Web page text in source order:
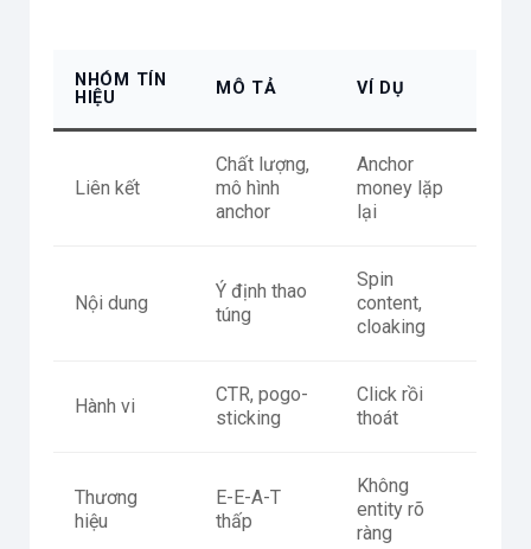
NHÓM TÍN
HIỆU
MÔ TẢ VÍ DỤ
Liên kết
Chất lượng,
mô hình
anchor
Anchor
money lặp
lại
Nội dung
Ý định thao
túng
Spin
content,
cloaking
Hành vi
CTR, pogo-
sticking
Click rồi
thoát
Thương
hiệu
E-E-A-T
thấp
Không
entity rõ
ràng